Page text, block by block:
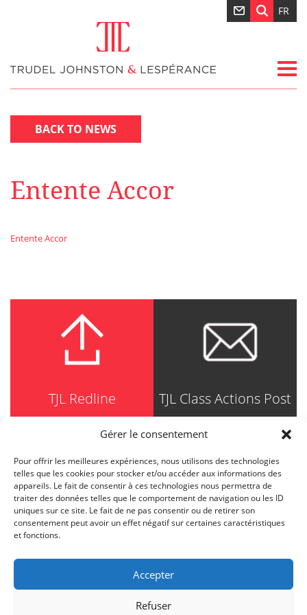
Gérer le consentement
Pour offrir les meilleures expériences, nous utilisons des technologies
telles que les cookies pour stocker et/ou accéder aux informations des
appareils. Le fait de consentir à ces technologies nous permettra de
traiter des données telles que le comportement de navigation ou les ID
uniques sur ce site. Le fait de ne pas consentir ou de retirer son
consentement peut avoir un effet négatif sur certaines caractéristiques
et fonctions.
Accepter
Refuser
FR
BACK TO NEWS
Entente Accor
Entente Accor
TJL Redline TJL Class Actions Post
TRUDEL JOHNSTON & LESPÉRANCE
Avocats / Barristers & Solicitors
750, Côte de la Place d'Armes, Suite 90
Montréal (Quebec) H2Y 2X8
T514 871-8385
1-844-588-8385
info@tjl.quebec